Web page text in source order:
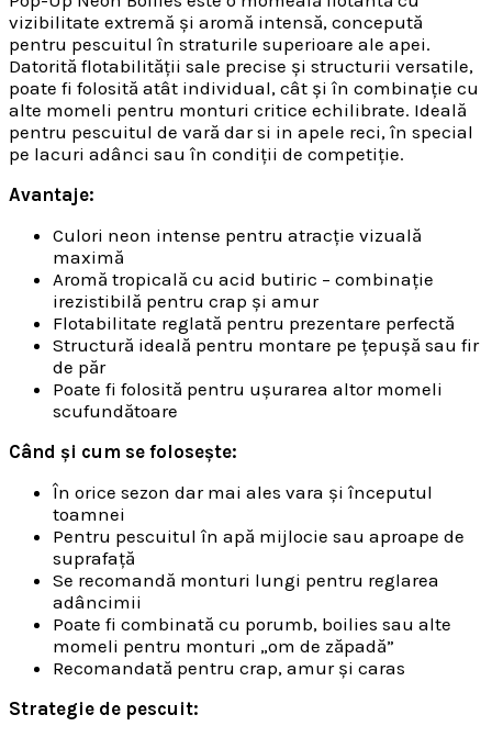
vizibilitate extremă și aromă intensă, concepută
pentru pescuitul în straturile superioare ale apei.
Datorită flotabilității sale precise și structurii versatile,
poate fi folosită atât individual, cât și în combinație cu
alte momeli pentru monturi critice echilibrate. Ideală
pentru pescuitul de vară dar si in apele reci, în special
pe lacuri adânci sau în condiții de competiție.
Avantaje:
Culori neon intense pentru atracție vizuală
maximă
Aromă tropicală cu acid butiric – combinație
irezistibilă pentru crap și amur
Flotabilitate reglată pentru prezentare perfectă
Structură ideală pentru montare pe țepușă sau fir
de păr
Poate fi folosită pentru ușurarea altor momeli
scufundătoare
Când și cum se folosește:
În orice sezon dar mai ales vara și începutul
toamnei
Pentru pescuitul în apă mijlocie sau aproape de
suprafață
Se recomandă monturi lungi pentru reglarea
adâncimii
Poate fi combinată cu porumb, boilies sau alte
momeli pentru monturi „om de zăpadă”
Recomandată pentru crap, amur și caras
Strategie de pescuit: